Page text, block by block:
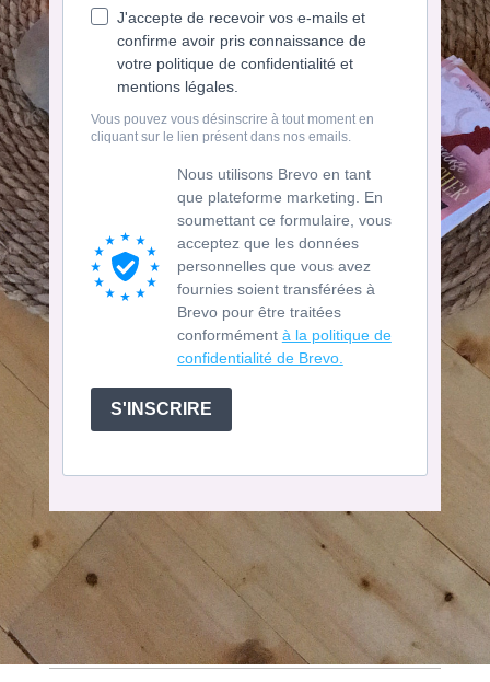
J'accepte de recevoir vos e-mails et
confirme avoir pris connaissance de
votre politique de confidentialité et
mentions légales.
Vous pouvez vous désinscrire à tout moment en
cliquant sur le lien présent dans nos emails.
Nous utilisons Brevo en tant
que plateforme marketing. En
soumettant ce formulaire, vous
acceptez que les données
personnelles que vous avez
fournies soient transférées à
Brevo pour être traitées
conformément à la politique de
confidentialité de Brevo.
S'INSCRIRE